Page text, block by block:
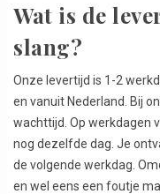
Wat is de
slang?
Onze levertijd is 1-2
en vanuit Nederland. Bij
wachttijd. Op werkdagen
nog dezelfde dag. Je
de volgende werkdag.
en wel eens een foutje